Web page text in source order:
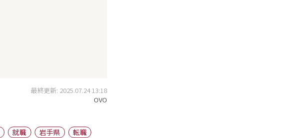
最終更新: 2025.07.24 13:18
OVO
就職 岩手県 転職